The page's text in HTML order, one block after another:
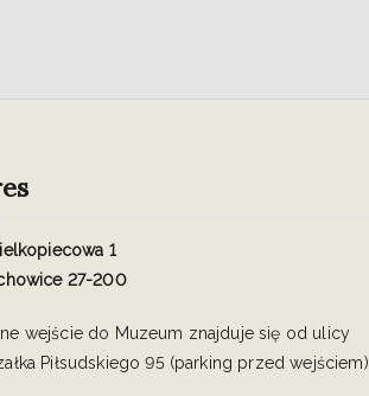
1
27-200
wejście do Muzeum znajduje się od ulicy
Piłsudskiego 95 (parking przed wejściem)